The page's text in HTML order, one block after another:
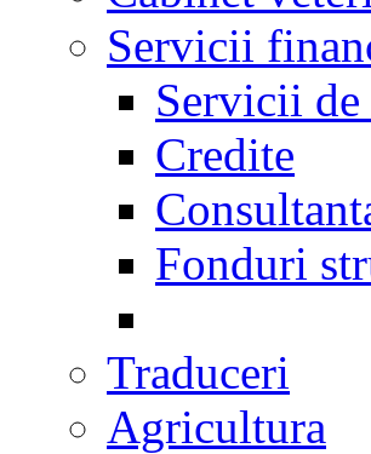
Servicii
Servicii
Credite
Fonduri
Traduceri
Agricultura